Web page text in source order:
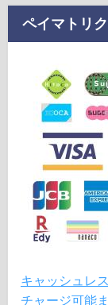
ペイマトリ
キャッシュレ
チャージ可能